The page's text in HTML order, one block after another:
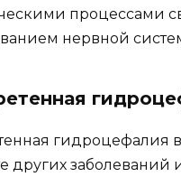
процессами
нервной
гидроцефалия
других заболеваний